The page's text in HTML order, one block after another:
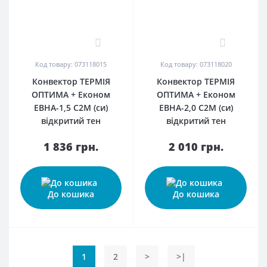
Код товару: 073118015
Конвектор ТЕРМІЯ
ОПТИМА + Економ
ЕВНА-1,5 С2М (cи)
відкритий тен
1 836 грн.
До кошика
Код товару: 073118020
Конвектор ТЕРМІЯ
ОПТИМА + Економ
ЕВНА-2,0 С2М (cи)
відкритий тен
2 010 грн.
До кошика
1 2 > >|